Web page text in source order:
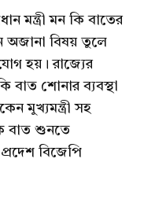
মন্ত্রী মন কি বাতের
অজানা বিষয় তুলে
হয়। রাজ্যের
বাত শোনার ব্যবস্থা
মুখ্যমন্ত্রী সহ
বাত শুনতে
বিজেপি